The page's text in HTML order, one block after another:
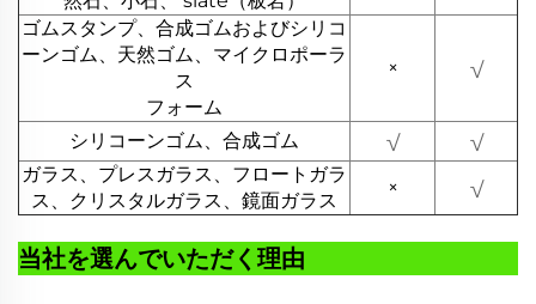
ゴムスタンプ、合成ゴムおよびシリコ
ーンゴム、天然ゴム、マイクロポーラ
ス
フォーム
× √
シリコーンゴム、合成ゴム √
√
ガラス、プレスガラス、フロートガラ
ス、クリスタルガラス、鏡面ガラス
× √
当社を選んでいただく理由